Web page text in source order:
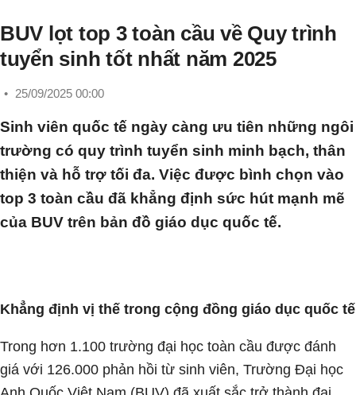
BUV lọt top 3 toàn cầu về Quy trình
tuyển sinh tốt nhất năm 2025
• 25/09/2025 00:00
Sinh viên quốc tế ngày càng ưu tiên những ngôi
trường có quy trình tuyển sinh minh bạch, thân
thiện và hỗ trợ tối đa. Việc được bình chọn vào
top 3 toàn cầu đã khẳng định sức hút mạnh mẽ
của BUV trên bản đồ giáo dục quốc tế.
Khẳng định vị thế trong cộng đồng giáo dục quốc tế
Trong hơn 1.100 trường đại học toàn cầu được đánh
giá với 126.000 phản hồi từ sinh viên, Trường Đại học